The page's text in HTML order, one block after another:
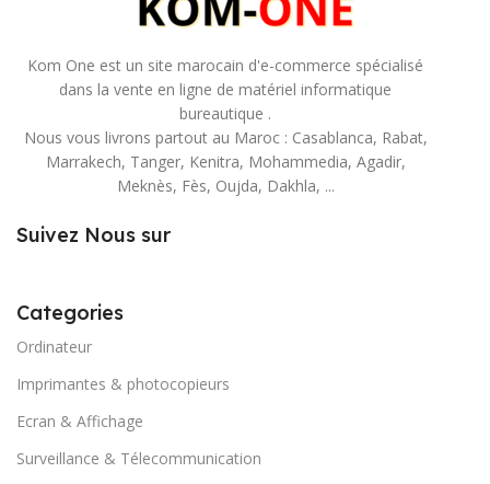
Kom One est un site marocain d'e-commerce spécialisé
dans la vente en ligne de matériel informatique
bureautique .
Nous vous livrons partout au Maroc : Casablanca, Rabat,
Marrakech, Tanger, Kenitra, Mohammedia, Agadir,
Meknès, Fès, Oujda, Dakhla, ...
Suivez Nous sur
Categories
Ordinateur
Imprimantes & photocopieurs
Ecran & Affichage
Surveillance & Télecommunication